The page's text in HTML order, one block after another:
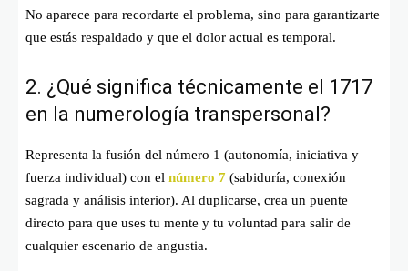
No aparece para recordarte el problema, sino para garantizarte
que estás respaldado y que el dolor actual es temporal.
2. ¿Qué significa técnicamente el 1717
en la numerología transpersonal?
Representa la fusión del número 1 (autonomía, iniciativa y
fuerza individual) con el número 7 (sabiduría, conexión
sagrada y análisis interior). Al duplicarse, crea un puente
directo para que uses tu mente y tu voluntad para salir de
cualquier escenario de angustia.